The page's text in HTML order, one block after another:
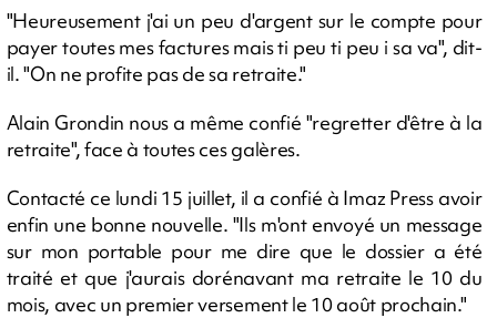
"Heureusement j'ai un peu d'argent sur le compte pour
payer toutes mes factures mais ti peu ti peu i sa va", dit-
il. "On ne profite pas de sa retraite."
Alain Grondin nous a même confié "regretter d'être à la
retraite", face à toutes ces galères.
Contacté ce lundi 15 juillet, il a confié à Imaz Press avoir
enfin une bonne nouvelle. "Ils m'ont envoyé un message
sur mon portable pour me dire que le dossier a été
traité et que j'aurais dorénavant ma retraite le 10 du
mois, avec un premier versement le 10 août prochain."